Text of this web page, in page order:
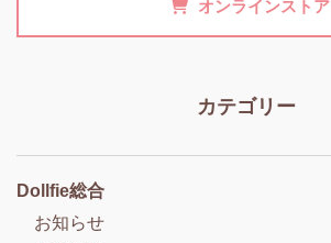
オンラインストア
カテゴリー
Dollfie総合
お知らせ